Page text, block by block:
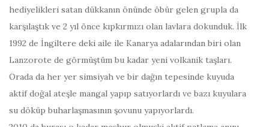
hediyelikleri satan dükkanın önünde öbür gelen grupla da
karşılaştık ve 2 yıl önce kıpkırmızı olan lavlara dokunduk. İlk
1992 de İngiltere deki aile ile Kanarya adalarından biri olan
Lanzorote de görmüştüm bu kadar yeni volkanik taşları.
Orada da her yer simsiyah ve bir dağın tepesinde kuyuda
aktif doğal ateşle mangal yapıp satıyorlardı ve bazı kuyulara
su döküp buharlaşmasının şovunu yapıyorlardı.